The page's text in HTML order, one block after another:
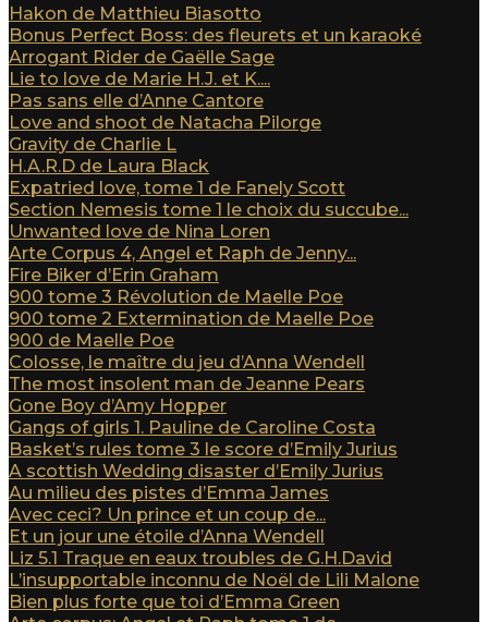
Hakon de Matthieu Biasotto
Bonus Perfect Boss: des fleurets et un karaoké
Arrogant Rider de Gaëlle Sage
Lie to love de Marie H.J. et K....
Pas sans elle d’Anne Cantore
Love and shoot de Natacha Pilorge
Gravity de Charlie L
H.A.R.D de Laura Black
Expatried love, tome 1 de Fanely Scott
Section Nemesis tome 1 le choix du succube...
Unwanted love de Nina Loren
Arte Corpus 4, Angel et Raph de Jenny...
Fire Biker d’Erin Graham
900 tome 3 Révolution de Maelle Poe
900 tome 2 Extermination de Maelle Poe
900 de Maelle Poe
Colosse, le maître du jeu d’Anna Wendell
The most insolent man de Jeanne Pears
Gone Boy d’Amy Hopper
Gangs of girls 1. Pauline de Caroline Costa
Basket’s rules tome 3 le score d’Emily Jurius
A scottish Wedding disaster d’Emily Jurius
Au milieu des pistes d’Emma James
Avec ceci? Un prince et un coup de...
Et un jour une étoile d’Anna Wendell
Liz 5.1 Traque en eaux troubles de G.H.David
L’insupportable inconnu de Noël de Lili Malone
Bien plus forte que toi d’Emma Green